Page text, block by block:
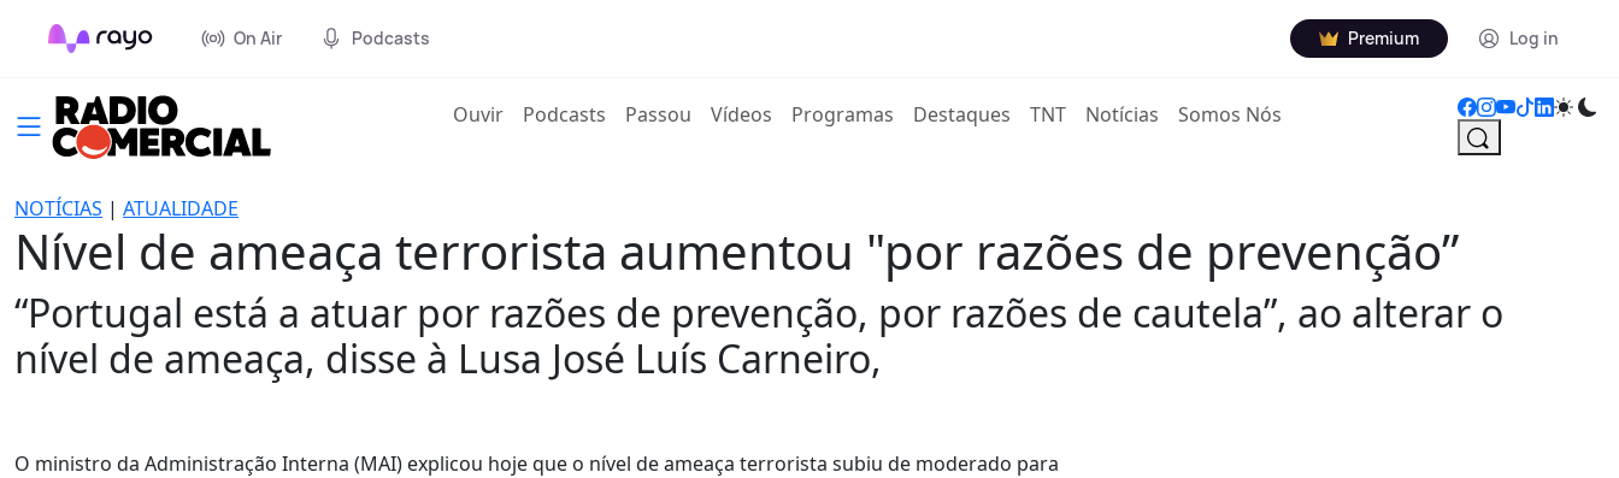
On Air Podcasts Premium Log in
Ouvir(current)
Podcasts Passou Vídeos Programas Destaques TNT Notícias Somos Nós
NOTÍCIAS | ATUALIDADE
Nível de ameaça terrorista aumentou "por razões de prevenção”
“Portugal está a atuar por razões de prevenção, por razões de cautela”, ao alterar o
nível de ameaça, disse à Lusa José Luís Carneiro,
O ministro da Administração Interna (MAI) explicou hoje que o nível de ameaça terrorista subiu de moderado para